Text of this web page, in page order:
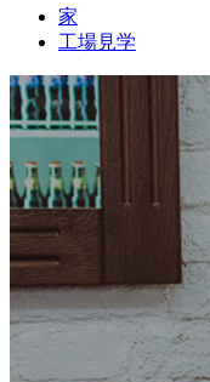
家
工場見学